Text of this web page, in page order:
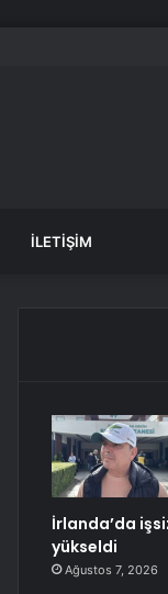
İLETIŞIM
İrlanda’da
yükseldi
Ağustos 7, 2026